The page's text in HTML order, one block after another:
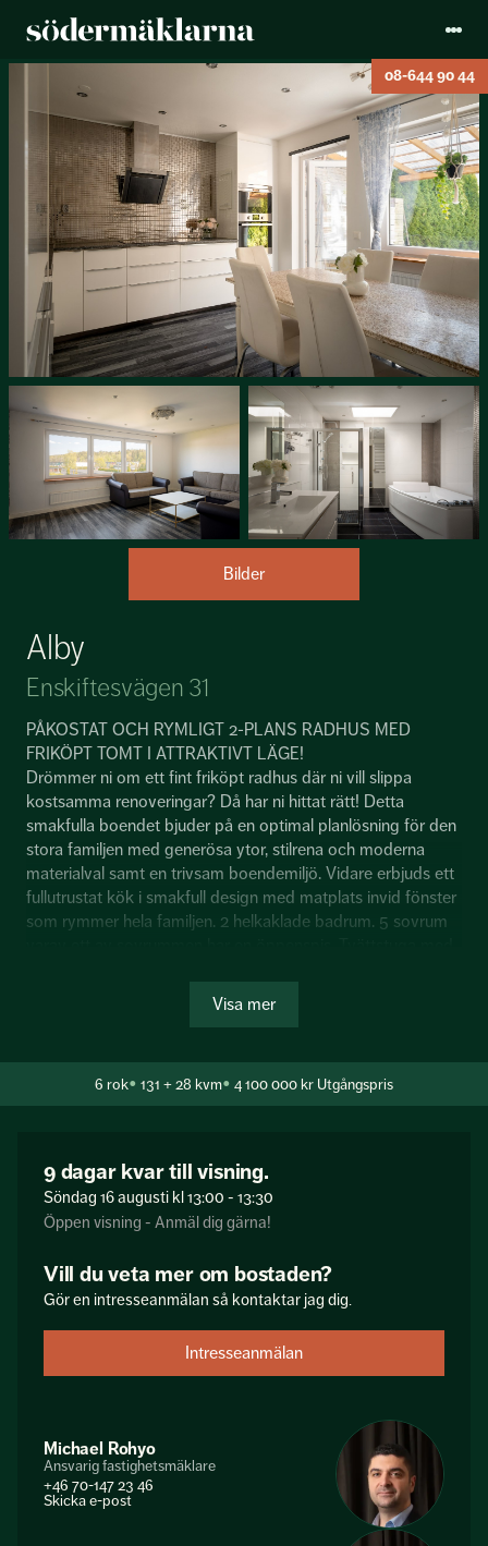
08-644 90 44
Bilder
Enskiftesvägen 31
Alby
PÅKOSTAT OCH RYMLIGT 2-PLANS RADHUS MED
FRIKÖPT TOMT I ATTRAKTIVT LÄGE!
Drömmer ni om ett fint friköpt radhus där ni vill slippa
kostsamma renoveringar? Då har ni hittat rätt! Detta
smakfulla boendet bjuder på en optimal planlösning för den
stora familjen med generösa ytor, stilrena och moderna
materialval samt en trivsam boendemiljö. Vidare erbjuds ett
fullutrustat kök i smakfull design med matplats invid fönster
som rymmer hela familjen. 2 helkaklade badrum. 5 sovrum
vänner att umgås i soliga dagar och sköna grillkvällar.
Bostaden är i gott skick med löpande underhåll utfört
Visa mer
6 rok 131 + 28 kvm 4 100 000 kr Utgångspris
9 dagar kvar till visning.
Söndag 16augusti kl 13:00 - 13:30
Öppen visning - Anmäl dig gärna!
Vill du veta mer om bostaden?
Gör en intresseanmälan så kontaktar jag dig.
Intresseanmälan
Michael Rohyo
Ansvarig fastighetsmäklare
+46 70-147 23 46
Skicka e-post